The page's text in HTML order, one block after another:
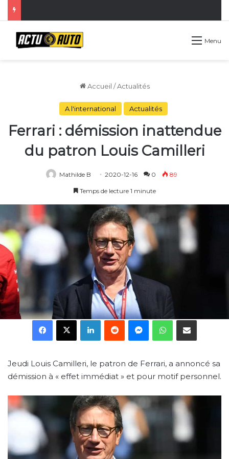
Menu
Accueil / Actualités
A l'international Actualités
Ferrari : démission inattendue
du patron Louis Camilleri
Mathilde B 2020-12-16 0 89
Temps de lecture 1 minute
Facebook
X LinkedinRedditMessengerWhatsApp
Partager par email
Jeudi Louis Camilleri, le patron de Ferrari, a annoncé sa
démission à « effet immédiat » et pour motif personnel.